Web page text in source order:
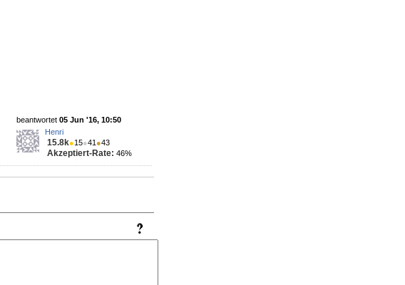
beantwortet 05 Jun '16, 10:50
Henri
15.8k●15●41 ●43
Akzeptiert-Rate: 46%